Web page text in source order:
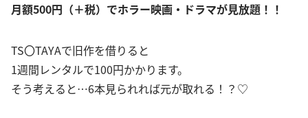
月額500円（＋税）でホラー映画・ドラマが見放題！！
TS〇TAYAで旧作を借りると
1週間レンタルで100円かかります。
そう考えると…6本見られれば元が取れる！？♡